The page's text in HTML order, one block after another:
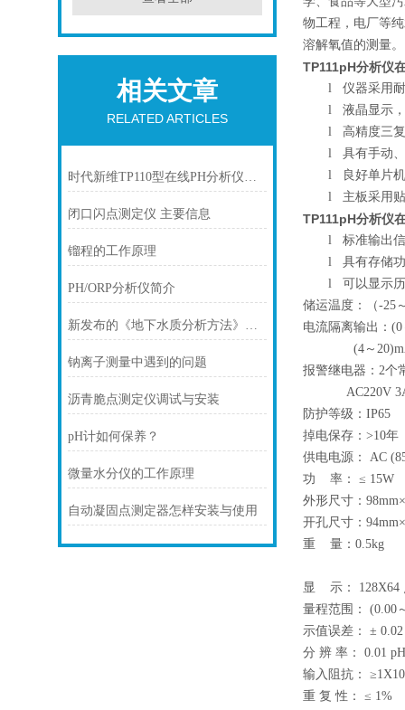
相关文章
RELATED ARTICLES
时代新维TP110型在线PH分析仪的工作原理
闭口闪点测定仪 主要信息
镏程的工作原理
PH/ORP分析仪简介
新发布的《地下水质分析方法》等85项系列行业标准，7月1日已正式实施！
钠离子测量中遇到的问题
沥青脆点测定仪调试与安装
pH计如何保养？
微量水分仪的工作原理
自动凝固点测定器怎样安装与使用
物工程，电厂等
溶解氧值的测量。
TP111pH分析仪
l
仪器采用
l
液晶显示
l
高精度三
l
具有手动
l
良好单片
l
主板采用
TP111pH分析仪
l
标准输出
l
具有存储
l
可以显示
储运温度：（-25
电流隔离输出：
(4～20)mA
报警继电器：2个
AC220V 3A /
防护等级：
掉电保存：>10年
供电电源： AC
功 率： ≤ 15W
外形尺寸：
开孔尺寸：
重 量：0.5kg
显 示： 128X64
量程范围： (0.00
示值误差： ± 0.02
分 辨 率： 0.01 pH
输入阻抗：
重 复 性： ≤ 1%